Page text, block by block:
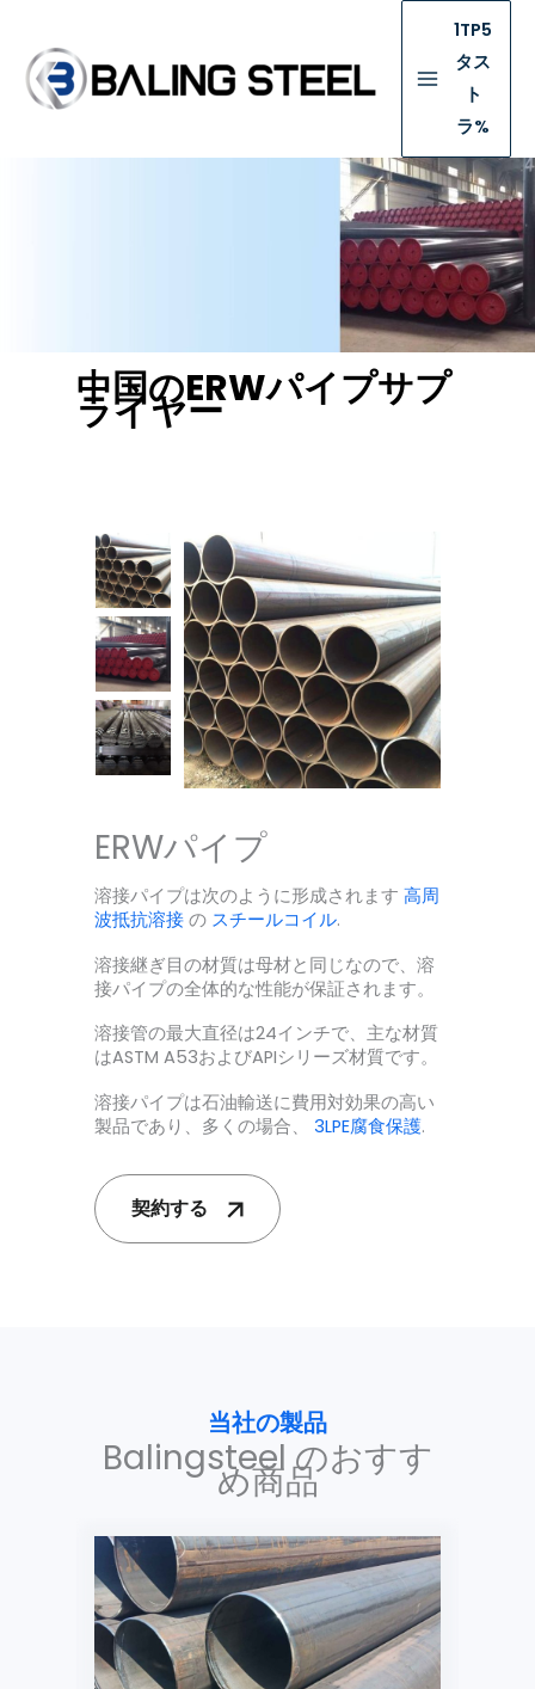
1TP5
タス
ト
ラ%
中国のERWパイプサプ
ライヤー
ERWパイプ
溶接パイプは次のように形成されます 高周
波抵抗溶接 の スチールコイル.
溶接継ぎ目の材質は母材と同じなので、溶
接パイプの全体的な性能が保証されます。
溶接管の最大直径は24インチで、主な材質
はASTM A53およびAPIシリーズ材質です。
溶接パイプは石油輸送に費用対効果の高い
製品であり、多くの場合、 3LPE腐食保護.
契約する
当社の製品
Balingsteel のおすす
め商品